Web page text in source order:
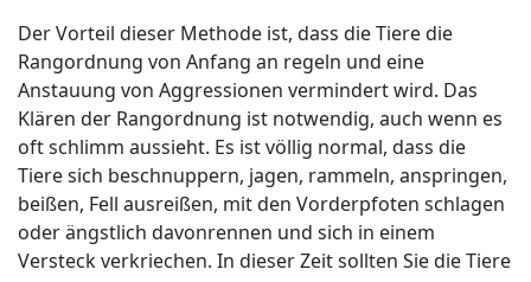
Der Vorteil dieser Methode ist, dass die Tiere die
Rangordnung von Anfang an regeln und eine
Anstauung von Aggressionen vermindert wird. Das
Klären der Rangordnung ist notwendig, auch wenn es
oft schlimm aussieht. Es ist völlig normal, dass die
Tiere sich beschnuppern, jagen, rammeln, anspringen,
beißen, Fell ausreißen, mit den Vorderpfoten schlagen
oder ängstlich davonrennen und sich in einem
Versteck verkriechen. In dieser Zeit sollten Sie die Tiere